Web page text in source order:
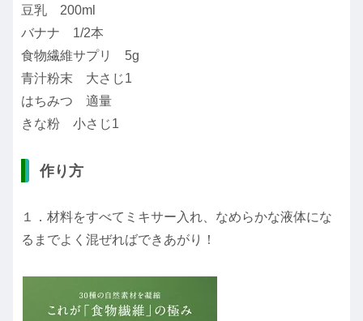
豆乳 200ml
バナナ 1/2本
食物繊維サプリ 5g
青汁粉末 大さじ1
はちみつ 適量
きな粉 小さじ1
作り方
１．材料をすべてミキサー入れ、なめらかな液体にな
るまでよく混ぜればできあがり！